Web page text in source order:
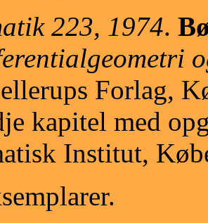
223, 1974.
Forlag,
kapitel med
Institut,